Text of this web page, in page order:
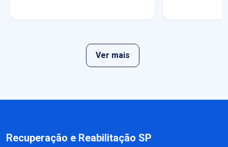
Ver mais
Recuperação e Reabilitação SP